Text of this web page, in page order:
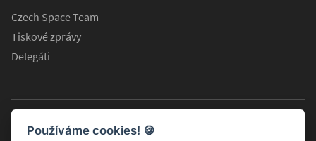
Czech Space Team
Tiskové zprávy
Delegáti
Používáme cookies! 🍪